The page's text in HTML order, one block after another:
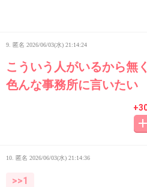
9. 匿名 2026/06/03(水) 21:14:24
こういう人がいるから無
色んな事務所に言いたい
10. 匿名 2026/06/03(水) 21:14:36
>>1